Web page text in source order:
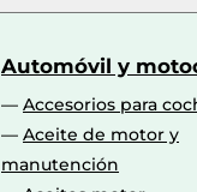
Automóvil y
Accesorios para
Aceite de motor y
manutención